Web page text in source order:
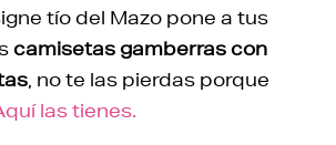
tío del Mazo pone a tus
camisetas gamberras con
, no te las pierdas porque
las tienes.